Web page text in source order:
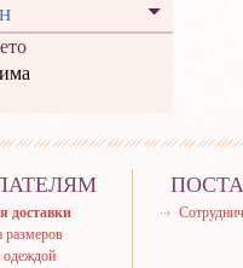
доставки
размеров
одеждой